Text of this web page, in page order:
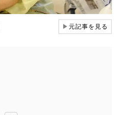
▶元記事を見る